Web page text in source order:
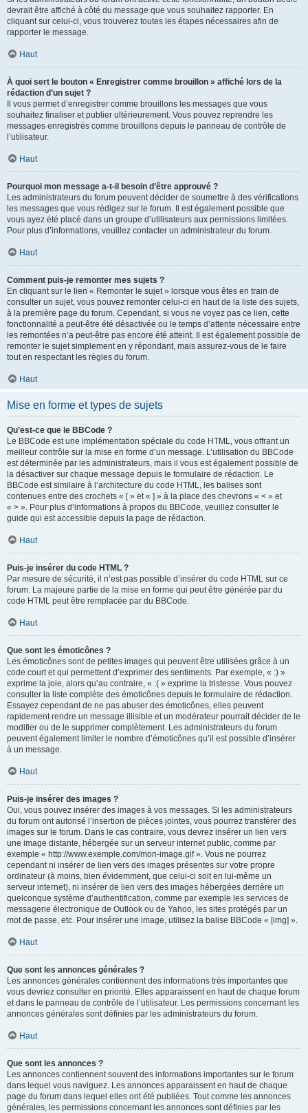
devrait être affiché à côté du message que vous souhaitez rapporter. En
cliquant sur celui-ci, vous trouverez toutes les étapes nécessaires afin de
rapporter le message.
Haut
À quoi sert le bouton « Enregistrer comme brouillon » affiché lors de la
rédaction d’un sujet ?
Il vous permet d’enregistrer comme brouillons les messages que vous
souhaitez finaliser et publier ultérieurement. Vous pouvez reprendre les
messages enregistrés comme brouillons depuis le panneau de contrôle de
l’utilisateur.
Haut
Pourquoi mon message a-t-il besoin d’être approuvé ?
Les administrateurs du forum peuvent décider de soumettre à des vérifications
les messages que vous rédigez sur le forum. Il est également possible que
vous ayez été placé dans un groupe d’utilisateurs aux permissions limitées.
Pour plus d’informations, veuillez contacter un administrateur du forum.
Haut
Comment puis-je remonter mes sujets ?
En cliquant sur le lien « Remonter le sujet » lorsque vous êtes en train de
consulter un sujet, vous pouvez remonter celui-ci en haut de la liste des sujets,
à la première page du forum. Cependant, si vous ne voyez pas ce lien, cette
fonctionnalité a peut-être été désactivée ou le temps d’attente nécessaire entre
les remontées n’a peut-être pas encore été atteint. Il est également possible de
remonter le sujet simplement en y répondant, mais assurez-vous de le faire
tout en respectant les règles du forum.
Haut
Mise en forme et types de sujets
Qu’est-ce que le BBCode ?
Le BBCode est une implémentation spéciale du code HTML, vous offrant un
meilleur contrôle sur la mise en forme d’un message. L’utilisation du BBCode
est déterminée par les administrateurs, mais il vous est également possible de
la désactiver sur chaque message depuis le formulaire de rédaction. Le
BBCode est similaire à l’architecture du code HTML, les balises sont
contenues entre des crochets « [ » et « ] » à la place des chevrons « < » et
« > ». Pour plus d’informations à propos du BBCode, veuillez consulter le
guide qui est accessible depuis la page de rédaction.
Haut
Puis-je insérer du code HTML ?
Par mesure de sécurité, il n’est pas possible d’insérer du code HTML sur ce
forum. La majeure partie de la mise en forme qui peut être générée par du
code HTML peut être remplacée par du BBCode.
Haut
Que sont les émoticônes ?
Les émoticônes sont de petites images qui peuvent être utilisées grâce à un
code court et qui permettent d’exprimer des sentiments. Par exemple, « :) »
exprime la joie, alors qu’au contraire, « :( » exprime la tristesse. Vous pouvez
consulter la liste complète des émoticônes depuis le formulaire de rédaction.
Essayez cependant de ne pas abuser des émoticônes, elles peuvent
rapidement rendre un message illisible et un modérateur pourrait décider de le
modifier ou de le supprimer complètement. Les administrateurs du forum
peuvent également limiter le nombre d’émoticônes qu’il est possible d’insérer
à un message.
Haut
Puis-je insérer des images ?
Oui, vous pouvez insérer des images à vos messages. Si les administrateurs
du forum ont autorisé l’insertion de pièces jointes, vous pourrez transférer des
images sur le forum. Dans le cas contraire, vous devrez insérer un lien vers
une image distante, hébergée sur un serveur internet public, comme par
exemple « http://www.exemple.com/mon-image.gif ». Vous ne pourrez
cependant ni insérer de lien vers des images présentes sur votre propre
ordinateur (à moins, bien évidemment, que celui-ci soit en lui-même un
serveur internet), ni insérer de lien vers des images hébergées derrière un
quelconque système d’authentification, comme par exemple les services de
messagerie électronique de Outlook ou de Yahoo, les sites protégés par un
mot de passe, etc. Pour insérer une image, utilisez la balise BBCode « [img] ».
Haut
Que sont les annonces générales ?
Les annonces générales contiennent des informations très importantes que
vous devriez consulter en priorité. Elles apparaissent en haut de chaque forum
et dans le panneau de contrôle de l’utilisateur. Les permissions concernant les
annonces générales sont définies par les administrateurs du forum.
Haut
Que sont les annonces ?
Les annonces contiennent souvent des informations importantes sur le forum
dans lequel vous naviguez. Les annonces apparaissent en haut de chaque
page du forum dans lequel elles ont été publiées. Tout comme les annonces
générales, les permissions concernant les annonces sont définies par les